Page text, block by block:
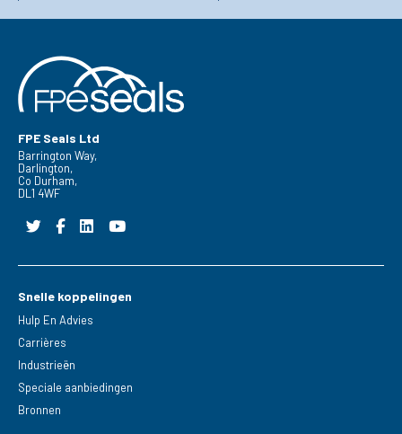
FPE Seals Ltd
Barrington Way,
Darlington,
Co Durham,
DL1 4WF
Snelle koppelingen
Hulp En Advies
Carrières
Industrieën
Speciale aanbiedingen
Bronnen